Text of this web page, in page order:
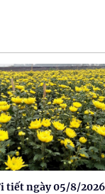
tiết ngày 05/8/